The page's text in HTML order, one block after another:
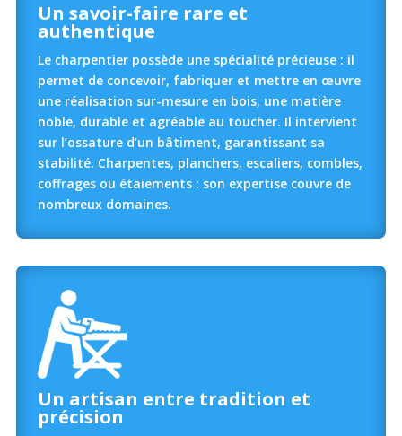
Un savoir-faire rare et
authentique
Le charpentier possède une spécialité précieuse : il
permet de concevoir, fabriquer et mettre en œuvre
une réalisation sur-mesure en bois, une matière
noble, durable et agréable au toucher. Il intervient
sur l’ossature d’un bâtiment, garantissant sa
stabilité. Charpentes, planchers, escaliers, combles,
coffrages ou étaiements : son expertise couvre de
nombreux domaines.
Un artisan entre tradition et
précision